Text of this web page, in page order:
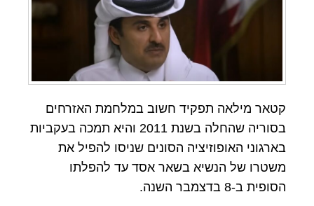
קטאר מילאה תפקיד חשוב במלחמת האזרחים
בסוריה שהחלה בשנת 2011 והיא תמכה בעקביות
בארגוני האופוזיציה הסונים שניסו להפיל את
משטרו של הנשיא בשאר אסד עד להפלתו
הסופית ב-8 בדצמבר השנה.